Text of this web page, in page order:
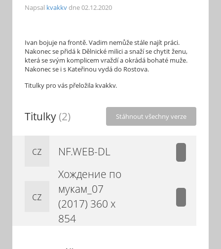
Napsal kvakkvdne02.12.2020
Ivan bojuje na frontě. Vadim nemůže stále najít práci.
Nakonec se přidá k Dělnické milici a snaží se chytit ženu,
která se svým komplicem vraždí a okrádá bohaté muže.
Nakonec se i s Kateřinou vydá do Rostova.
Titulky pro vás přeložila kvakkv.
Titulky (2) Stáhnout všechny verze
cz NF.WEB-DL
cz
Хождение по
мукам_07
(2017) 360 x
854